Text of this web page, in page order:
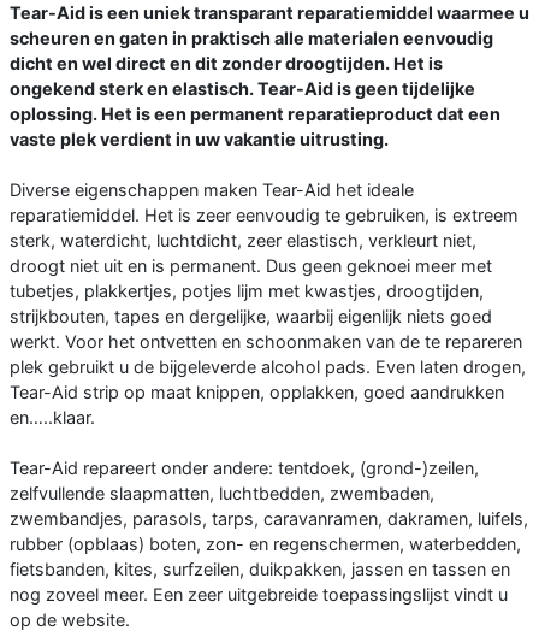
Tear-Aid is een uniek transparant reparatiemiddel waarmee u
scheuren en gaten in praktisch alle materialen eenvoudig
dicht en wel direct en dit zonder droogtijden. Het is
ongekend sterk en elastisch. Tear-Aid is geen tijdelijke
oplossing. Het is een permanent reparatieproduct dat een
vaste plek verdient in uw vakantie uitrusting.
Diverse eigenschappen maken Tear-Aid het ideale
reparatiemiddel. Het is zeer eenvoudig te gebruiken, is extreem
sterk, waterdicht, luchtdicht, zeer elastisch, verkleurt niet,
droogt niet uit en is permanent. Dus geen geknoei meer met
tubetjes, plakkertjes, potjes lijm met kwastjes, droogtijden,
strijkbouten, tapes en dergelijke, waarbij eigenlijk niets goed
werkt. Voor het ontvetten en schoonmaken van de te repareren
plek gebruikt u de bijgeleverde alcohol pads. Even laten drogen,
Tear-Aid strip op maat knippen, opplakken, goed aandrukken
en…..klaar.
Tear-Aid repareert onder andere: tentdoek, (grond-)zeilen,
zelfvullende slaapmatten, luchtbedden, zwembaden,
zwembandjes, parasols, tarps, caravanramen, dakramen, luifels,
rubber (opblaas) boten, zon- en regenschermen, waterbedden,
fietsbanden, kites, surfzeilen, duikpakken, jassen en tassen en
nog zoveel meer. Een zeer uitgebreide toepassingslijst vindt u
op de website.